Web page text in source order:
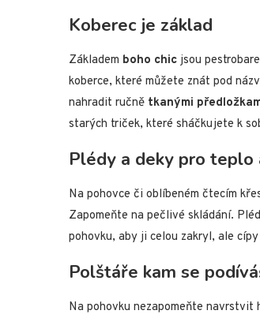
Koberec je základ
Základem boho chic jsou
koberce, které můžete znát pod
nahradit ručně tkanými
starých triček, které sháčkujete k
Plédy a deky pro teplo
Na pohovce či oblíbeném čtecím
Zapomeňte na pečlivé skládání.
pohovku, aby ji celou zakryl, ale
Polštáře kam se
Na pohovku nezapomeňte navrstvit